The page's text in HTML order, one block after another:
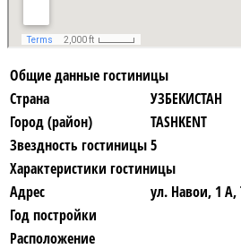
Общие данные гостиницы
Страна
УЗБЕКИСТАН
Город (район)
TASHKENT
Звездность гостиницы5
Характеристики гостиницы
Адрес
ул. Навои, 1 А,
Год постройки
Расположение